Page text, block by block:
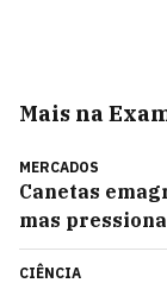
Mais na
MERCADOS
Canetas
mas
CIÊNCIA